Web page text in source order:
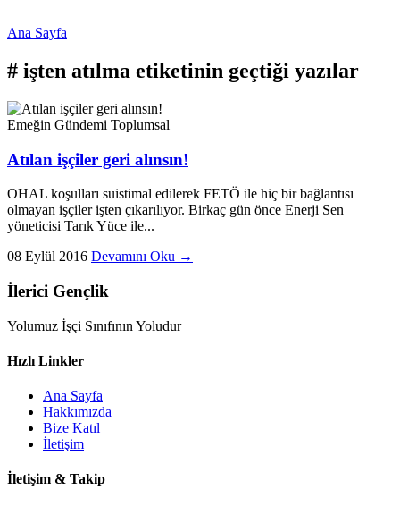
Ana Sayfa
# işten atılma etiketinin geçtiği yazılar
Emeğin Gündemi Toplumsal
Atılan işçiler geri alınsın!
OHAL koşulları suistimal edilerek FETÖ ile hiç bir bağlantısı
olmayan işçiler işten çıkarılıyor. Birkaç gün önce Enerji Sen
yöneticisi Tarık Yüce ile...
08 Eylül 2016 Devamını Oku →
İlerici Gençlik
Yolumuz İşçi Sınıfının Yoludur
Hızlı Linkler
Ana Sayfa
Hakkımızda
Bize Katıl
İletişim
İletişim & Takip